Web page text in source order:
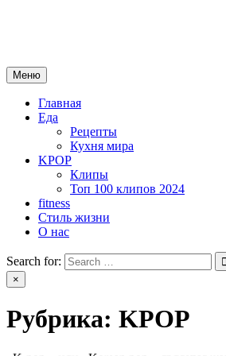
Меню
Главная
Еда
Рецепты
Кухня мира
KPOP
Клипы
Топ 100 клипов 2024
fitness
Стиль жизни
О нас
Search for:
×
Рубрика: KPOP